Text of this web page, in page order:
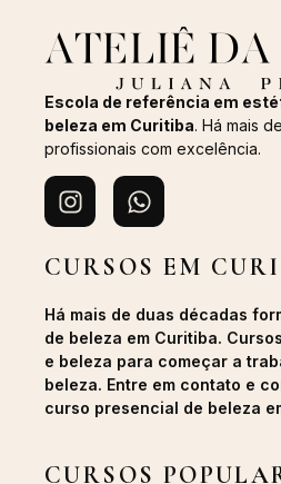
Escola de referência em
beleza em Curitiba. Há mais
profissionais com excelência.
CURSOS EM
Há mais de duas décadas
de beleza em Curitiba.
e beleza para começar a
beleza. Entre em contato e
curso presencial de beleza
CURSOS